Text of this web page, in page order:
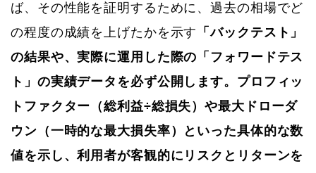
ば、その性能を証明するために、過去の相場でど
の程度の成績を上げたかを示す 「バックテスト」
の結果や、実際に運用した際の「フォワードテス
ト」の実績データを必ず公開します。プロフィッ
トファクター（総利益÷総損失）や最大ドローダ
ウン（一時的な最大損失率）といった具体的な数
値を示し、利用者が客観的にリスクとリターンを